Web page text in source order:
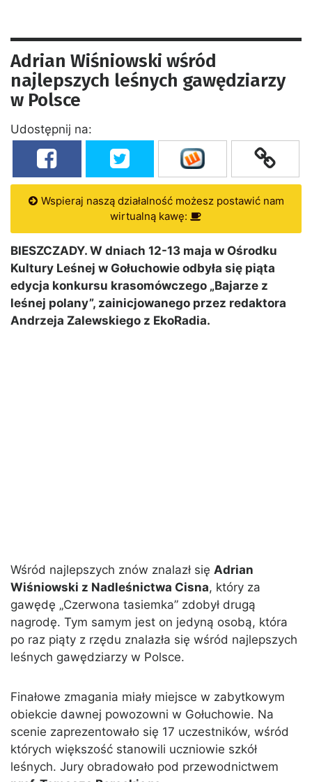
Adrian Wiśniowski wśród
najlepszych leśnych gawędziarzy
w Polsce
Udostępnij na:
Wspieraj naszą działalność możesz postawić nam
wirtualną kawę:
BIESZCZADY. W dniach 12-13 maja w Ośrodku
Kultury Leśnej w Gołuchowie odbyła się piąta
edycja konkursu krasomówczego „Bajarze z
leśnej polany”, zainicjowanego przez redaktora
Andrzeja Zalewskiego z EkoRadia.
Wśród najlepszych znów znalazł się Adrian
Wiśniowski z Nadleśnictwa Cisna, który za
gawędę „Czerwona tasiemka” zdobył drugą
nagrodę. Tym samym jest on jedyną osobą, która
po raz piąty z rzędu znalazła się wśród najlepszych
leśnych gawędziarzy w Polsce.
Finałowe zmagania miały miejsce w zabytkowym
obiekcie dawnej powozowni w Gołuchowie. Na
scenie zaprezentowało się 17 uczestników, wśród
których większość stanowili uczniowie szkół
leśnych. Jury obradowało pod przewodnictwem